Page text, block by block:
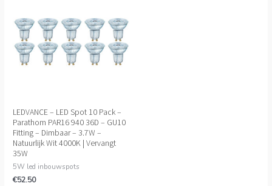
LEDVANCE – LED Spot 10 Pack –
Parathom PAR16 940 36D – GU10
Fitting – Dimbaar – 3.7W –
Natuurlijk Wit 4000K | Vervangt
35W
5W led inbouwspots
€52.50